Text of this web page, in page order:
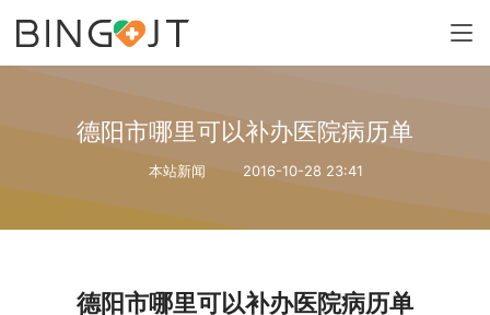
德阳市哪里可以补办医院病历单
本站新闻 2016-10-28 23:41
德阳市哪里可以补办医院病历单